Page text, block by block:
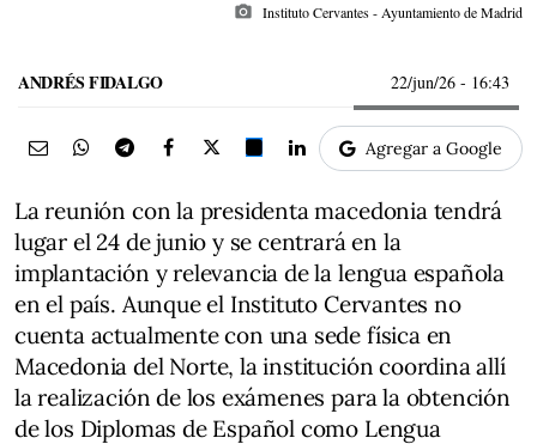
photo_camera Instituto Cervantes - Ayuntamiento de Madrid
ANDRÉS FIDALGO 22/jun/26 - 16:43
Agregar a Google
La reunión con la presidenta macedonia tendrá
lugar el 24 de junio y se centrará en la
implantación y relevancia de la lengua española
en el país. Aunque el Instituto Cervantes no
cuenta actualmente con una sede física en
Macedonia del Norte, la institución coordina allí
la realización de los exámenes para la obtención
de los Diplomas de Español como Lengua